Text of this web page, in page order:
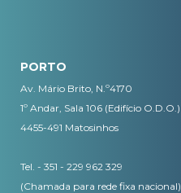
PORTO
Av. Mário Brito, N.º4170
1º Andar, Sala 106 (Edifício O.D.O.)
4455-491 Matosinhos
Tel. - 351 - 229 962 329
(Chamada para rede fixa nacional)